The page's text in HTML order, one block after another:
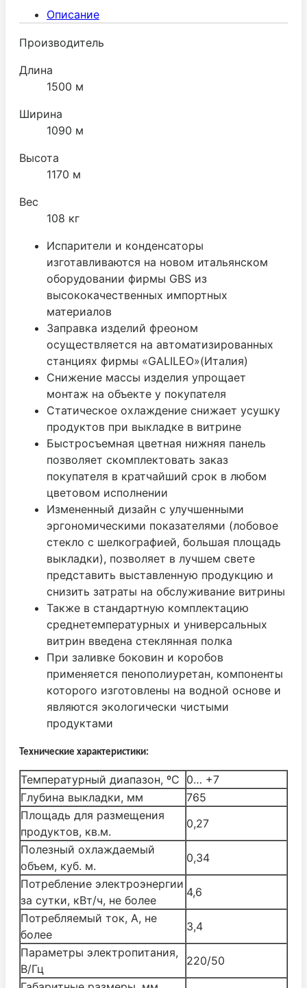
Описание
Производитель
Длина
1500 м
Ширина
1090 м
Высота
1170 м
Вес
108 кг
Испарители и конденсаторы
изготавливаются на новом итальянском
оборудовании фирмы GBS из
высококачественных импортных
материалов
Заправка изделий фреоном
осуществляется на автоматизированных
станциях фирмы «GALILEO»(Италия)
Снижение массы изделия упрощает
монтаж на объекте у покупателя
Статическое охлаждение снижает усушку
продуктов при выкладке в витрине
Быстросъемная цветная нижняя панель
позволяет скомплектовать заказ
покупателя в кратчайший срок в любом
цветовом исполнении
Измененный дизайн с улучшенными
эргономическими показателями (лобовое
стекло с шелкографией, большая площадь
выкладки), позволяет в лучшем свете
представить выставленную продукцию и
снизить затраты на обслуживание витрины
Также в стандартную комплектацию
среднетемпературных и универсальных
витрин введена стеклянная полка
При заливке боковин и коробов
применяется пенополиуретан, компоненты
которого изготовлены на водной основе и
являются экологически чистыми
продуктами
Технические характеристики:
Температурный диапазон, ºС 0… +7
Глубина выкладки, мм
765
Площадь для размещения
продуктов, кв.м.
0,27
Полезный охлаждаемый
объем, куб. м.
0,34
Потребление электроэнергии
за сутки, кВт/ч, не более
4,6
Потребляемый ток, А, не
более
3,4
Параметры электропитания,
В/Гц
220/50